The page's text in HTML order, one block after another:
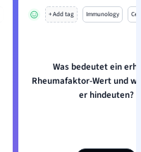
+ Add tag Immunology
Was bedeutet ein
Rheumafaktor-Wert und
er hindeuten?